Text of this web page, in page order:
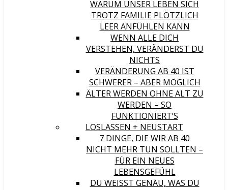
WARUM UNSER LEBEN SICH
TROTZ FAMILIE PLÖTZLICH
LEER ANFÜHLEN KANN
WENN ALLE DICH
VERSTEHEN, VERÄNDERST DU
NICHTS
VERÄNDERUNG AB 40 IST
SCHWERER – ABER MÖGLICH
ÄLTER WERDEN OHNE ALT ZU
WERDEN – SO
FUNKTIONIERT’S
LOSLASSEN + NEUSTART
7 DINGE, DIE WIR AB 40
NICHT MEHR TUN SOLLTEN –
FÜR EIN NEUES
LEBENSGEFÜHL
DU WEISST GENAU, WAS DU N